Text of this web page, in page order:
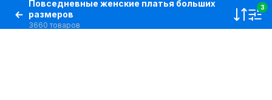
Повседневные женские платья больших
размеров
3660 товаров
3